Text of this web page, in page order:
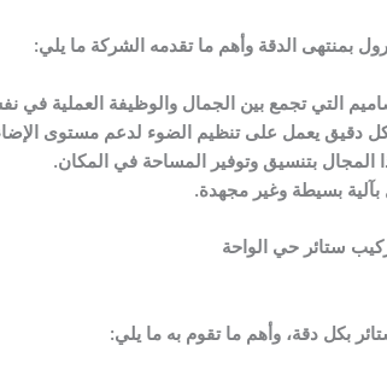
بمنتهى الدقة وأهم ما تقدمه الشركة ما يلي:
التي تجمع بين الجمال والوظيفة العملية في
دقيق يعمل على تنظيم الضوء لدعم مستوى
المجال بتنسيق وتوفير المساحة في المكان.
بسيطة وغير مجهدة.
ستائر حي الواحة
بكل دقة، وأهم ما تقوم به ما يلي: